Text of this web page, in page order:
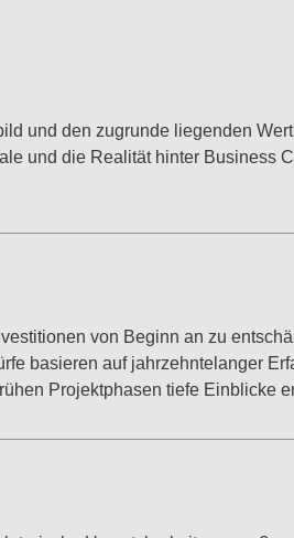
und den zugrunde liegenden
und die Realität hinter Business
von Beginn an zu
basieren auf jahrzehntelanger
Projektphasen tiefe Einblicke